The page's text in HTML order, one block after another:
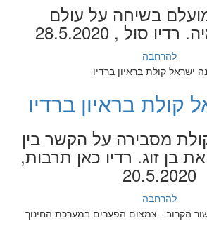
בשיחה על עולם
סול , 28.5.2020
להרחבה
קולת בראיון ברדיו
מסבירה על הקשר בין
בן זוג. רדיו כאן תרבות,
20.5.2020
להרחבה